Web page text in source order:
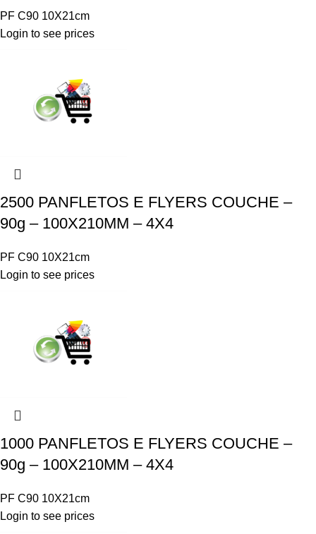
PF C90 10X21cm
Login to see prices
2500 PANFLETOS E FLYERS COUCHE –
90g – 100X210MM – 4X4
PF C90 10X21cm
Login to see prices
1000 PANFLETOS E FLYERS COUCHE –
90g – 100X210MM – 4X4
PF C90 10X21cm
Login to see prices